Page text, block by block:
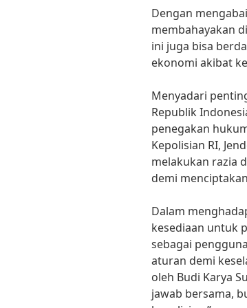
Dengan
membahayakan
ini juga bisa
ekonomi akibat
Menyadari
Republik
penegakan
Kepolisian RI,
melakukan razia
demi
Dalam
kesediaan untuk
sebagai
aturan demi
oleh Budi Karya
jawab bersama,